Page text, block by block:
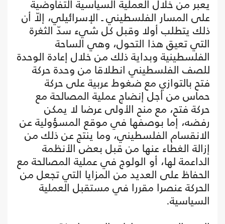
يعبر من خلال العملية السياسية التفاوضية
على المسار الفلسطيني ـ الإسرائيلي، إلاّ أن
ذلك يتطلب أولا وقبل كل شيء سدّ الثغرة
التي تعيق هذا التحول، وهي الساحة
الفلسطينية وبداية ذلك من خلال إعادة الوحدة
للصف الفلسطيني انطلاقا من وحدة حركة
فتح بالتوازي مع ضغوط عربية على حركة
حماس من أجل إنضاج عملية المصالحة مع
حركة فتح، مع منح الأولى عرضا لا يمكن
رفضه، إما بوصفها في موقع المسؤولية عن
الانقسام الفلسطيني، وما ينتج عن ذلك من
إزالة الغطاء عنها من قبل بعض الأنظمة
الداعمة لها، أو الولوج في عملية المصالحة مع
الحفاظ على العديد من المزايا التي تجعل من
الحركة عنصرا مقررا في مستقبل العملية
السياسية.